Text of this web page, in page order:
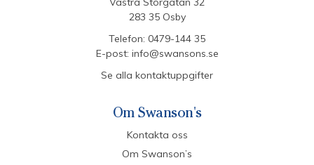
283 35 Osby
Telefon: 0479-144 35
E-post: info@swansons.se
Se alla kontaktuppgifter
Om Swanson's
Kontakta oss
Om Swanson’s